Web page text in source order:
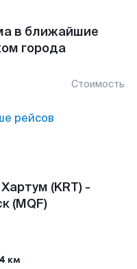
в ближайшие
города
Стоимость
рейсов
(KRT) -
(MQF)
км